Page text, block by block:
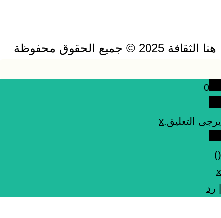
هنا الثقافة 2025 © جميع الحقوق محفوظة
0
يرجى التعليق.x
(
)
x
رد